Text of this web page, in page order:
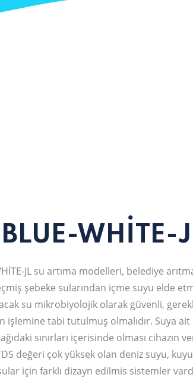
WHİTE-
JL su artıma modelleri, belediye
şebeke sularından içme suyu elde
su mikrobiyolojik olarak güvenli,
işlemine tabi tutulmuş olmalıdır. Suya ait
sınırları içerisinde olması cihazın
değeri çok yüksek olan deniz suyu,
için farklı dizayn edilmis sistemler